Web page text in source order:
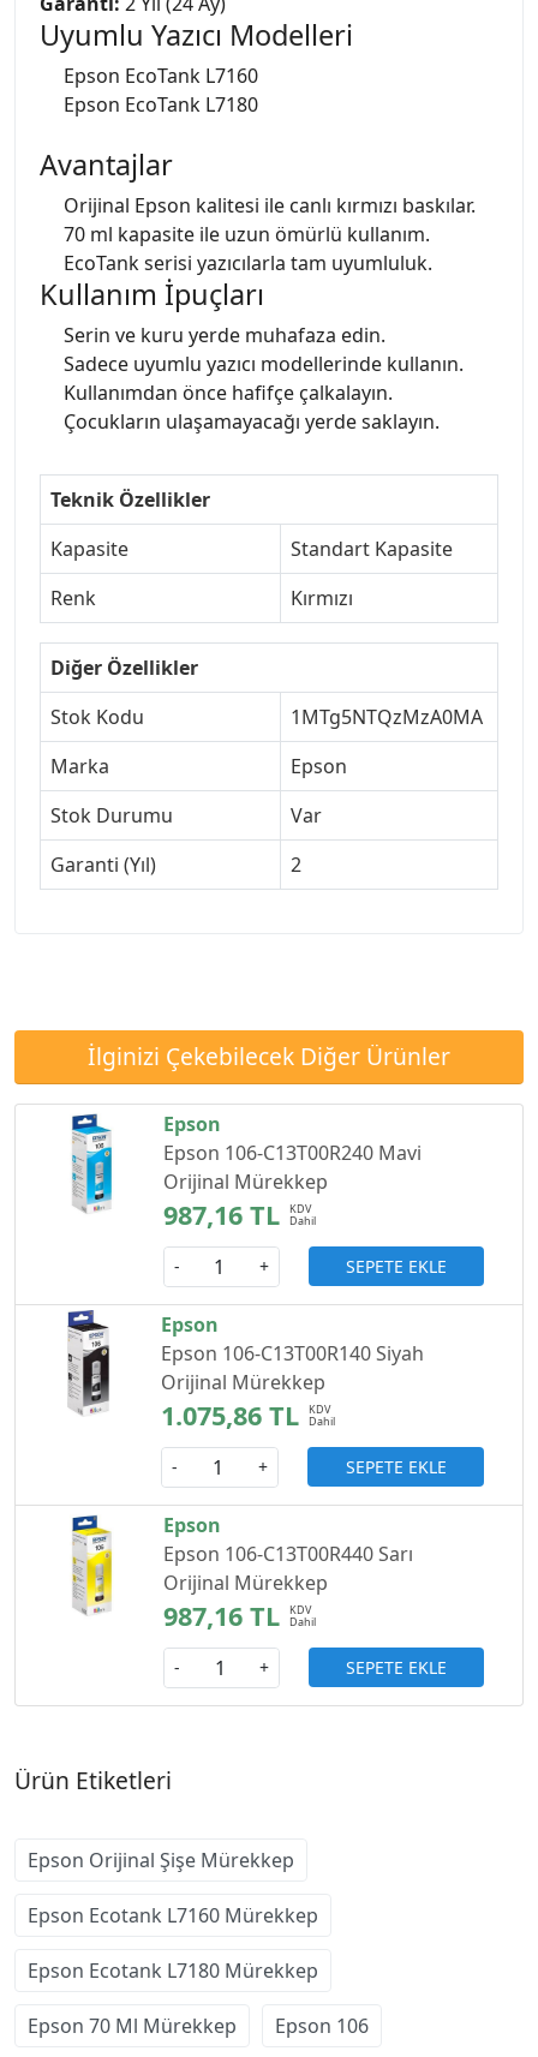
Uyumlu Yazıcı Modelleri
Epson EcoTank L7160
Epson EcoTank L7180
Avantajlar
Orijinal Epson kalitesi ile canlı kırmızı baskılar.
70 ml kapasite ile uzun ömürlü kullanım.
EcoTank serisi yazıcılarla tam uyumluluk.
Kullanım İpuçları
Serin ve kuru yerde muhafaza edin.
Sadece uyumlu yazıcı modellerinde kullanın.
Kullanımdan önce hafifçe çalkalayın.
Çocukların ulaşamayacağı yerde saklayın.
Teknik Özellikler
Kapasite
Standart Kapasite
Renk
Kırmızı
Diğer Özellikler
Stok Kodu
1MTg5NTQzMzA0MA
Marka
Epson
Stok Durumu
Var
Garanti (Yıl)
2
İlginizi Çekebilecek Diğer Ürünler
Epson
Epson 106-C13T00R240 Mavi
Orijinal Mürekkep
987,16 TL
- + SEPETE EKLE
Epson
Epson 106-C13T00R140 Siyah
Orijinal Mürekkep
1.075,86 TL
- + SEPETE EKLE
Epson
Epson 106-C13T00R440 Sarı
Orijinal Mürekkep
987,16 TL
- + SEPETE EKLE
Ürün Etiketleri
Epson Orijinal Şişe Mürekkep
Epson Ecotank L7160 Mürekkep
Epson Ecotank L7180 Mürekkep
Epson 70 Ml Mürekkep Epson 106